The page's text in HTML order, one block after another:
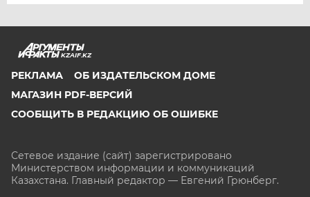
KZAIF.KZ
РЕКЛАМА
ОБ ИЗДАТЕЛЬСКОМ ДОМЕ
МАГАЗИН PDF-ВЕРСИЙ
СООБЩИТЬ В РЕДАКЦИЮ ОБ ОШИБКЕ
Сетевое издание (сайт) зарегистрировано
Министерством информации и коммуникаций
Казахстана. Главный редактор — Евгений Грюнберг.